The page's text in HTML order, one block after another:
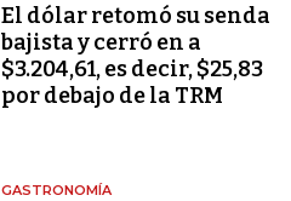
El dólar retomó su senda
bajista y cerró en a
$3.204,61, es decir, $25,83
por debajo de la TRM
GASTRONOMÍA